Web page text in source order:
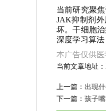
当前研究聚
JAK抑制剂
坏。干细胞
深度学习算
本广告仅供
当前文章地址：
上一篇： 出现
下一篇： 孩子